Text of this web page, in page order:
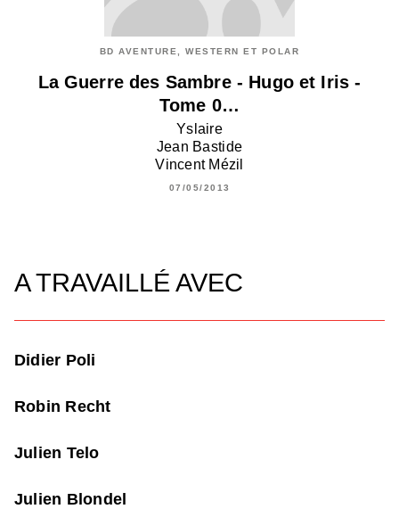
BD AVENTURE, WESTERN ET POLAR
La Guerre des Sambre - Hugo et Iris -
Tome 0…
Yslaire
Jean Bastide
Vincent Mézil
07/05/2013
A TRAVAILLÉ AVEC
Didier Poli
Robin Recht
Julien Telo
Julien Blondel